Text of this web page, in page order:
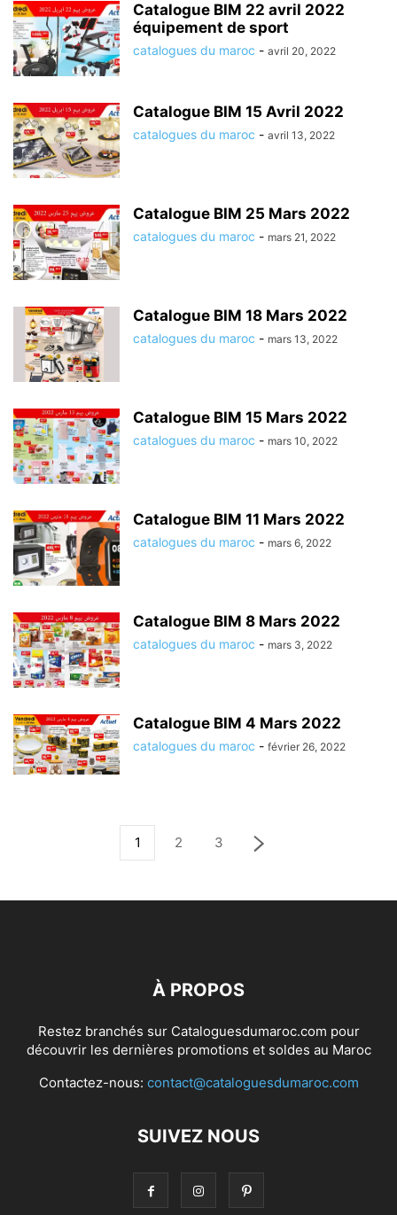
Catalogue BIM 22 avril 2022
équipement de sport
catalogues du maroc - avril 20, 2022
Catalogue BIM 15 Avril 2022
catalogues du maroc - avril 13, 2022
Catalogue BIM 25 Mars 2022
catalogues du maroc - mars 21, 2022
Catalogue BIM 18 Mars 2022
catalogues du maroc - mars 13, 2022
Catalogue BIM 15 Mars 2022
catalogues du maroc - mars 10, 2022
Catalogue BIM 11 Mars 2022
catalogues du maroc - mars 6, 2022
Catalogue BIM 8 Mars 2022
catalogues du maroc - mars 3, 2022
Catalogue BIM 4 Mars 2022
catalogues du maroc - février 26, 2022
1 2 3
À PROPOS
Restez branchés sur Cataloguesdumaroc.com pour
découvrir les dernières promotions et soldes au Maroc
Contactez-nous: contact@cataloguesdumaroc.com
SUIVEZ NOUS